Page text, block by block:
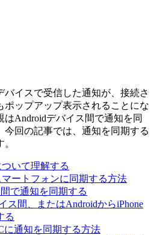
イスで受信した通知が、接続さ
ポップアップ表示されることにな
はAndroidデバイス間で通知を同
回の記事では、通知を同期する
いて理解する
ートフォンに同期する方法
で通知を同期する
ス間、またはAndroidからiPhone
る
に通知を同期する方法